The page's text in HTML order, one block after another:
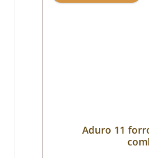
Aduro 11